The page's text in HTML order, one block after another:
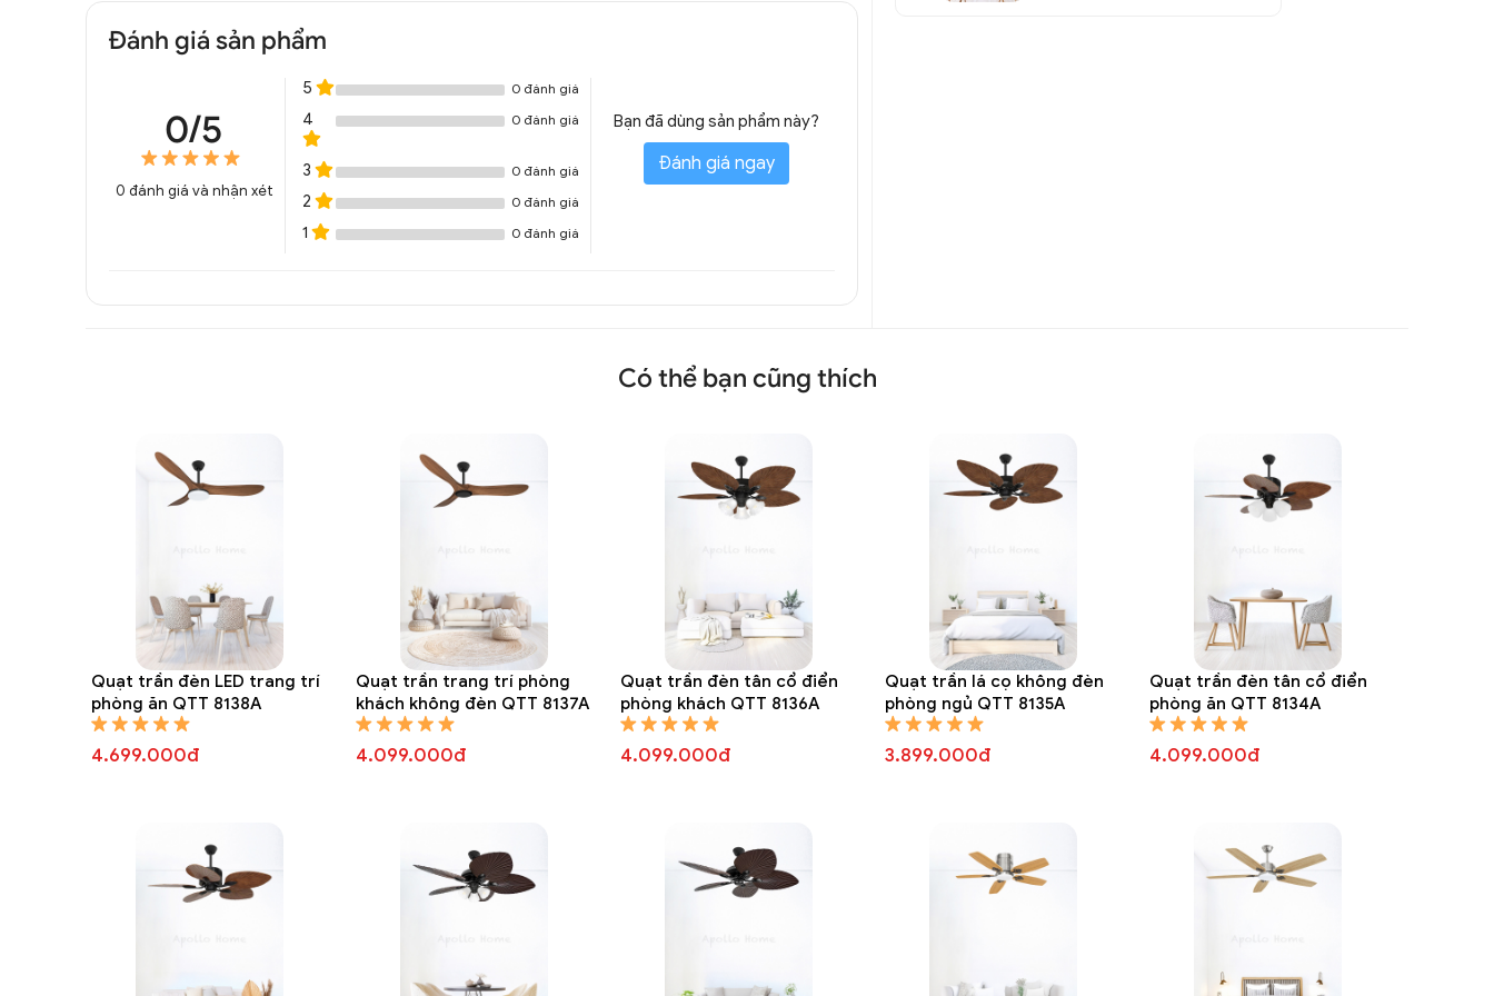
Đánh giá sản phẩm
0/5
0 đánh giá và nhận xét
5 0 đánh giá
4 0 đánh giá
3 0 đánh giá
2 0 đánh giá
1 0 đánh giá
Bạn đã dùng sản phẩm này?
Đánh giá ngay
Có thể bạn cũng thích
Quạt trần đèn LED trang trí
phòng ăn QTT 8138A
4.699.000đ
Quạt trần trang trí phòng
khách không đèn QTT 8137A
4.099.000đ
Quạt trần đèn tân cổ điển
phòng khách QTT 8136A
4.099.000đ
Quạt trần lá cọ không đèn
phòng ngủ QTT 8135A
3.899.000đ
Quạt trần đèn tân cổ điển
phòng ăn QTT 8134A
4.099.000đ